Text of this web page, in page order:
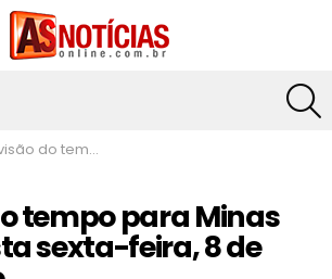
para Minas Gerais nesta sexta-feira, 8 de novembro
tempo para Minas
sexta-feira, 8 de